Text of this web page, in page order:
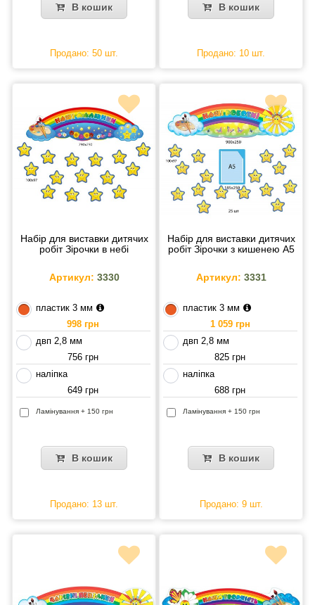
В кошик
Продано: 50 шт.
В кошик
Продано: 10 шт.
Набір для виставки дитячих
робіт Зірочки в небі
Артикул: 3330
пластик 3 мм
998 грн
двп 2,8 мм
756 грн
наліпка
649 грн
Ламінування + 150 грн
В кошик
Продано: 13 шт.
Набір для виставки дитячих
робіт Зірочки з кишенею А5
Артикул: 3331
пластик 3 мм
1 059 грн
двп 2,8 мм
825 грн
наліпка
688 грн
Ламінування + 150 грн
В кошик
Продано: 9 шт.